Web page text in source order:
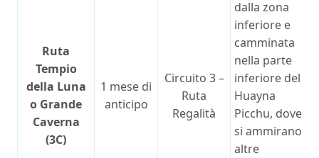
Ruta
Tempio
della Luna
o Grande
Caverna
(3C)
1 mese di
anticipo
Circuito 3 –
Ruta
Regalità
dalla zona
inferiore e
camminata
nella parte
inferiore del
Huayna
Picchu, dove
si ammirano
altre